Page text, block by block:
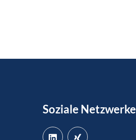
Soziale Netzwerke